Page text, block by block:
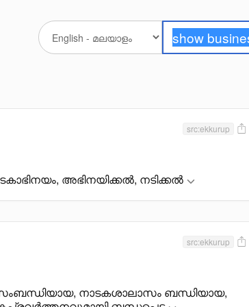
src:ekkurup
അഭിനയിക്കൽ, നടിക്കൽ
src:ekkurup
നാടകശാലാസം ബന്ധിയായ,